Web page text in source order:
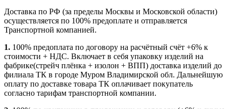
Доставка по РФ (за пределы Москвы и Московской области)
осуществляется по 100% предоплате и отправляется
Транспортной компанией.
1. 100% предоплата по договору на расчётный счёт +6% к
стоимости + НДС. Включает в себя упаковку изделий на
фабрике(стрейч плёнка + изолон + ВПП) доставка изделий до
филиала ТК в городе Муром Владимирской обл. Дальнейшую
оплату по доставке товара ТК оплачивает покупатель
согласно тарифам транспортной компании.